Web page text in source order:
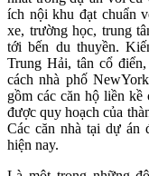
ích nội khu đạt chuẩn
xe, trường học, trung
tới bến du thuyền.
Trung Hải, tân cổ
cách nhà phố
gồm các căn hộ liền kề
được quy hoạch của
Các căn nhà tại dự án
hiện nay.